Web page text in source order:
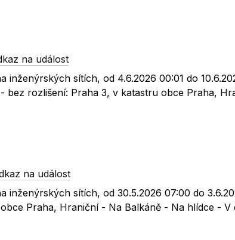
na událost
sítích, od 4.6.2026 00:01 do
bez rozlišení: Praha 3, v katastru obce Praha,
na událost
inženýrských sítích, od 30.5.2026 07:00 do
Praha, Hraniční - Na Balkáně - Na hlídce - V